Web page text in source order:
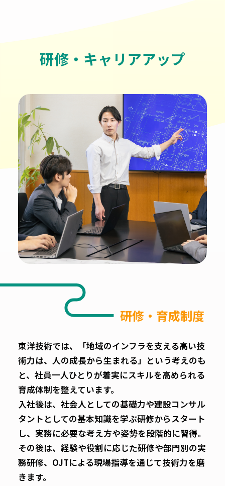
ース化やGISの開発を
はじめとする情報技術
業務を手掛け、着実に
の維持管理に貢献して
います。
Charm
研修・キャリアアップ
研修・育成制度
東洋技術では、「地域のインフラを支える高い技
術力は、人の成長から生まれる」という考えのも
と、社員一人ひとりが着実にスキルを高められる
育成体制を整えています。
入社後は、社会人としての基礎力や建設コンサル
タントとしての基本知識を学ぶ研修からスタート
し、実務に必要な考え方や姿勢を段階的に習得。
その後は、経験や役割に応じた研修や部門別の実
務研修、OJTによる現場指導を通じて技術力を磨
きます。